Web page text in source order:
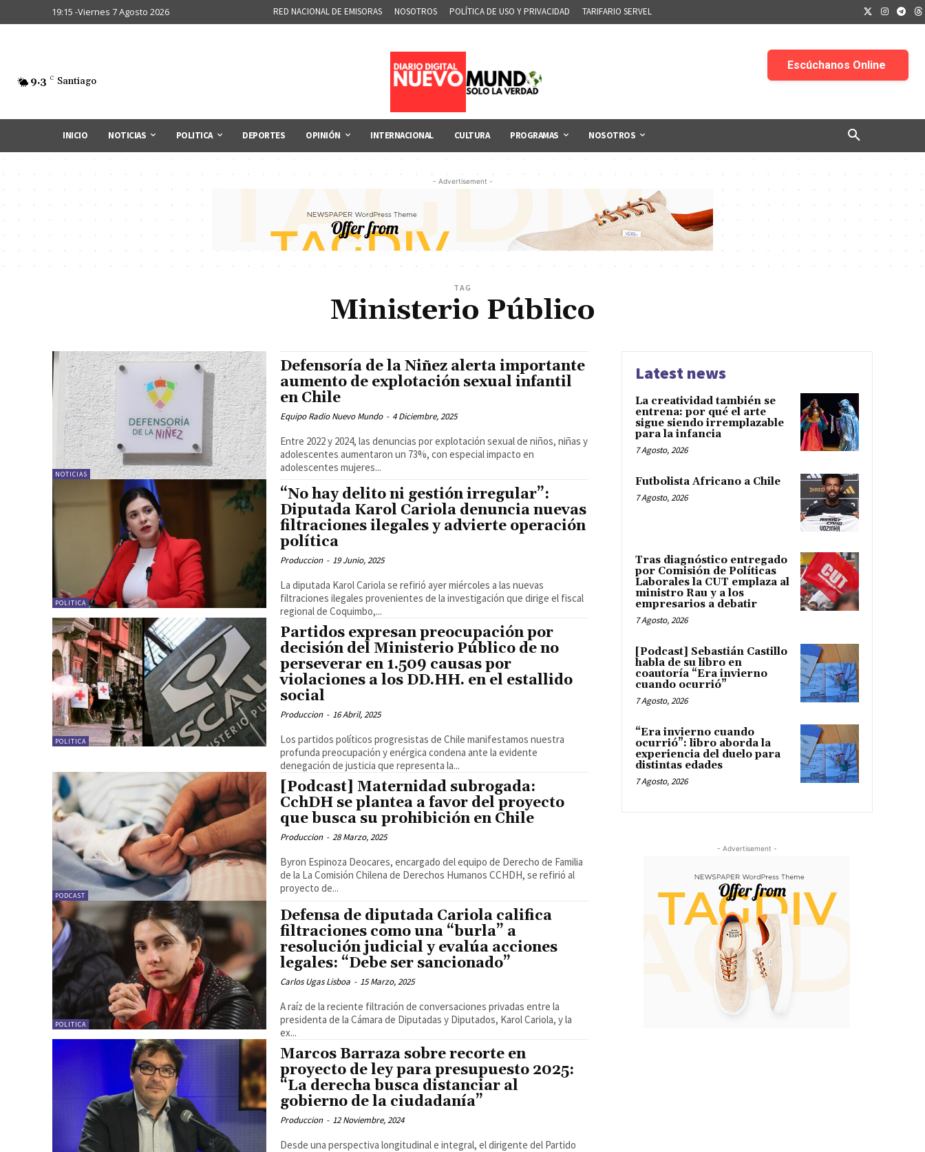
19:15 -Viernes 7 Agosto 2026 RED NACIONAL DE EMISORAS NOSOTROS POLÍTICA DE USO Y PRIVACIDAD TARIFARIO SERVEL
9.3 C Santiago
INICIO NOTICIAS POLITICA DEPORTES OPINIÓN INTERNACIONAL CULTURA PROGRAMAS NOSOTROS
- Advertisement -
TAG
Ministerio Público
NOTICIAS
Defensoría de la Niñez alerta importante
aumento de explotación sexual infantil
en Chile
Equipo Radio Nuevo Mundo - 4 Diciembre, 2025
Entre 2022 y 2024, las denuncias por explotación sexual de niños, niñas y
adolescentes aumentaron un 73%, con especial impacto en
adolescentes mujeres...
POLITICA
“No hay delito ni gestión irregular”:
Diputada Karol Cariola denuncia nuevas
filtraciones ilegales y advierte operación
política
Produccion - 19 Junio, 2025
La diputada Karol Cariola se refirió ayer miércoles a las nuevas
filtraciones ilegales provenientes de la investigación que dirige el fiscal
regional de Coquimbo,...
POLITICA
Partidos expresan preocupación por
decisión del Ministerio Público de no
perseverar en 1.509 causas por
violaciones a los DD.HH. en el estallido
social
Produccion - 16 Abril, 2025
Los partidos políticos progresistas de Chile manifestamos nuestra
profunda preocupación y enérgica condena ante la evidente
denegación de justicia que representa la...
PODCAST
[Podcast] Maternidad subrogada:
CchDH se plantea a favor del proyecto
que busca su prohibición en Chile
Produccion - 28 Marzo, 2025
Byron Espinoza Deocares, encargado del equipo de Derecho de Familia
de la La Comisión Chilena de Derechos Humanos CCHDH, se refirió al
proyecto de...
POLITICA
Defensa de diputada Cariola califica
filtraciones como una “burla” a
resolución judicial y evalúa acciones
legales: “Debe ser sancionado”
Carlos Ugas Lisboa - 15 Marzo, 2025
A raíz de la reciente filtración de conversaciones privadas entre la
presidenta de la Cámara de Diputadas y Diputados, Karol Cariola, y la
ex...
Marcos Barraza sobre recorte en
proyecto de ley para presupuesto 2025:
“La derecha busca distanciar al
gobierno de la ciudadanía”
Produccion - 12 Noviembre, 2024
Desde una perspectiva longitudinal e integral, el dirigente del Partido
Latest news
La creatividad también se
entrena: por qué el arte
sigue siendo irremplazable
para la infancia
7 Agosto, 2026
Futbolista Africano a Chile
7 Agosto, 2026
Tras diagnóstico entregado
por Comisión de Políticas
Laborales la CUT emplaza al
ministro Rau y a los
empresarios a debatir
7 Agosto, 2026
[Podcast] Sebastián Castillo
habla de su libro en
coautoría “Era invierno
cuando ocurrió”
7 Agosto, 2026
“Era invierno cuando
ocurrió”: libro aborda la
experiencia del duelo para
distintas edades
7 Agosto, 2026
- Advertisement -